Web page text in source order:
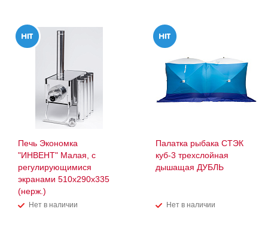
Печь Экономка
"ИНВЕНТ" Малая, с
регулирующимися
экранами 510х290х335
(нерж.)
Нет в наличии
Палатка рыбака СТЭК
куб-3 трехслойная
дышащая ДУБЛЬ
Нет в наличии